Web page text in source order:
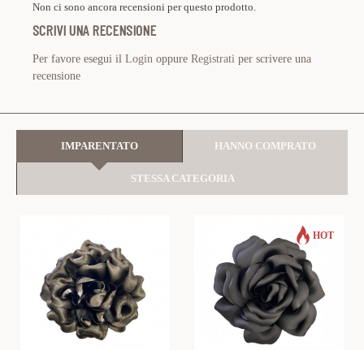
Non ci sono ancora recensioni per questo prodotto.
SCRIVI UNA RECENSIONE
Per favore esegui il Login oppure Registrati per scrivere una
recensione
IMPARENTATO HANNO COMPRATO
STESSA CATEGORIA
HOT